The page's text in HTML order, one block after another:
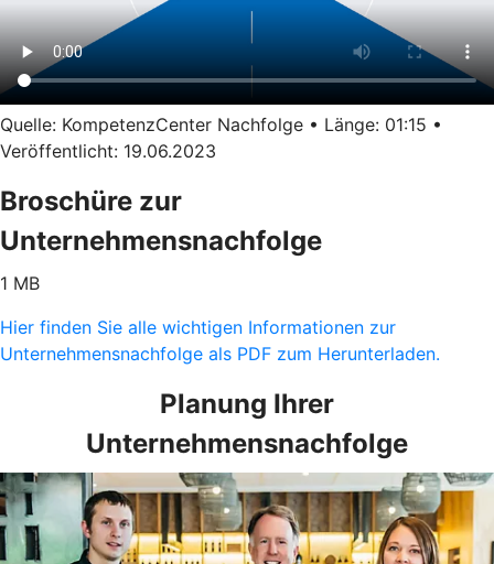
Quelle: KompetenzCenter Nachfolge • Länge: 01:15 •
Veröffentlicht: 19.06.2023
Broschüre zur
Unternehmensnachfolge
1 MB
Hier finden Sie alle wichtigen Informationen zur
Unternehmensnachfolge als PDF zum Herunterladen.
Planung Ihrer
Unternehmensnachfolge